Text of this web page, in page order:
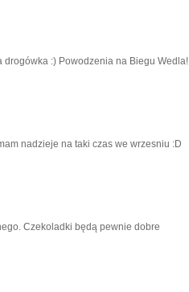
drogówka :) Powodzenia na Biegu Wedla!
nadzieje na taki czas we wrzesniu :D
Czekoladki będą pewnie dobre